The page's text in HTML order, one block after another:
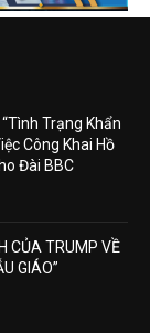
Trạng Khẩn
Công Khai Hồ
Đài BBC
CỦA TRUMP VỀ
GIÁO”